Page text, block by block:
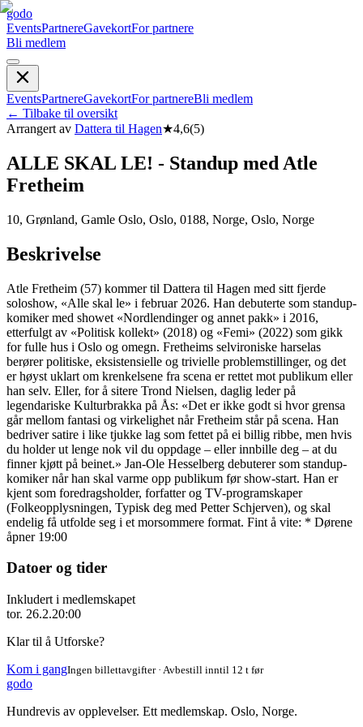
godo
EventsPartnereGavekortFor partnere
Bli medlem
EventsPartnereGavekortFor partnereBli medlem
← Tilbake til oversikt
Arrangert av Dattera til Hagen★4,6(5)
ALLE SKAL LE! - Standup med Atle
Fretheim
10, Grønland, Gamle Oslo, Oslo, 0188, Norge, Oslo, Norge
Beskrivelse
Atle Fretheim (57) kommer til Dattera til Hagen med sitt fjerde
soloshow, «Alle skal le» i februar 2026. Han debuterte som standup-
komiker med showet «Nordlendinger og annet pakk» i 2016,
etterfulgt av «Politisk kollekt» (2018) og «Femi» (2022) som gikk
for fulle hus i Oslo og omegn. Fretheims selvironiske harselas
berører politiske, eksistensielle og trivielle problemstillinger, og det
er høyst uklart om krenkelsene fra scena er rettet mot publikum eller
han selv. Eller, for å sitere Trond Nielsen, daglig leder på
legendariske Kulturbrakka på Ås: «Det er ikke godt si hvor grensa
går mellom fantasi og virkelighet når Fretheim står på scena. Han
bedriver satire i like tjukke lag som fettet på ei billig ribbe, men hvis
du holder ut lenge nok vil du oppdage – eller innbille deg – at du
finner kjøtt på beinet.» Jan-Ole Hesselberg debuterer som standup-
komiker når han skal varme opp publikum før show-start. Han er
kjent som foredragsholder, forfatter og TV-programskaper
(Folkeopplysningen, Typisk deg med Petter Schjerven), og skal
endelig få utfolde seg i et morsommere format. Fint å vite: * Dørene
åpner 19:00
Datoer og tider
Inkludert i medlemskapet
tor. 26.2.20:00
Klar til å Utforske?
Kom i gangIngen billettavgifter · Avbestill inntil 12 t før
godo
Hundrevis av opplevelser. Ett medlemskap. Oslo, Norge.